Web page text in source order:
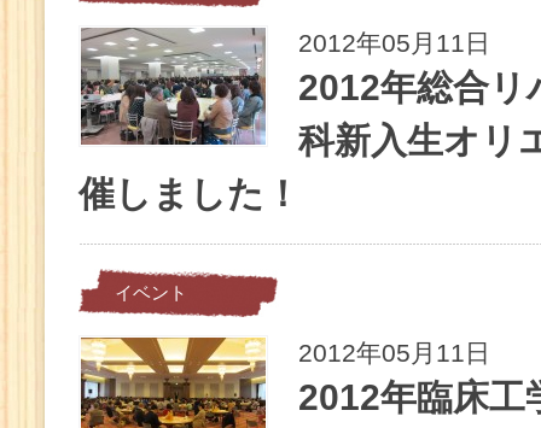
2012年05月11日
2012年総合
科新入生オリ
催しました！
イベント
2012年05月11日
2012年臨床工